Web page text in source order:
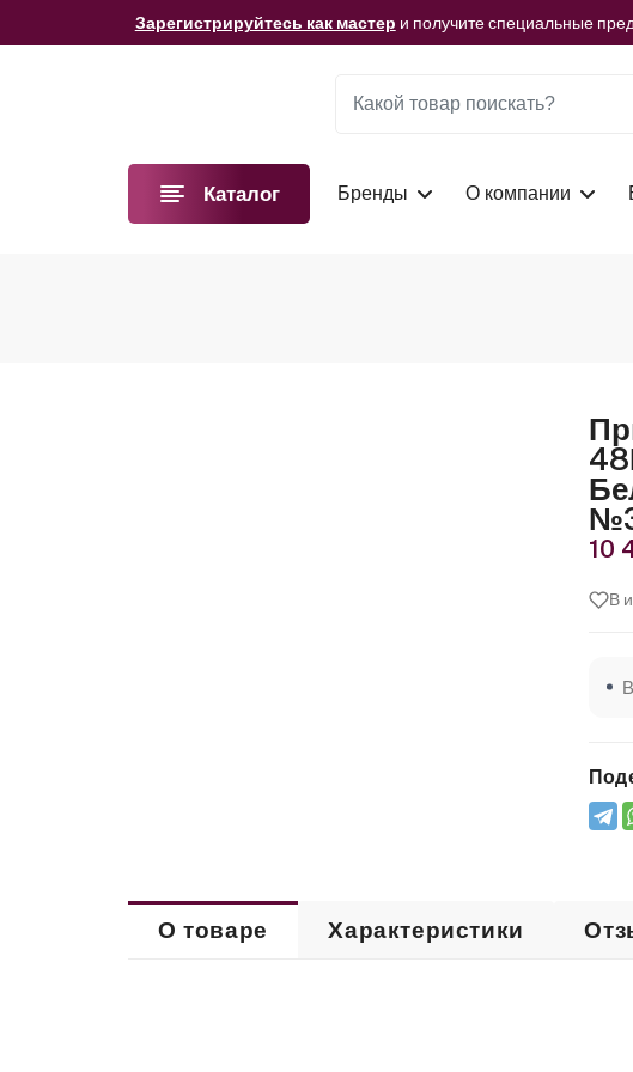
Зарегистрируйтесь как мастер и получите специальные
Мы подготовили для вас видеоматериалы! Смотреть сейчас
Каталог Бренды О компании
10
В
О товаре Характеристики